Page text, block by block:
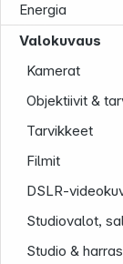
Energia
Valokuvaus
Kamerat
Objektiivit &
Tarvikkeet
Filmit
DSLR-
Studiovalot,
Studio &
Yritys